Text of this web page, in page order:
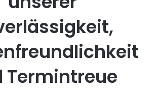
Termintreue